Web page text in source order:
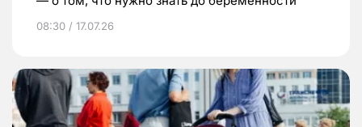
08:30 / 17.07.26